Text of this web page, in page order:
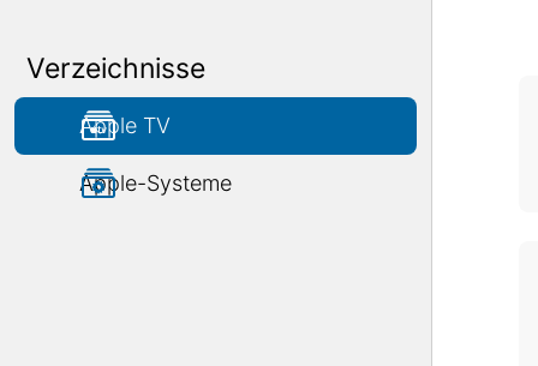
Verzeichnisse
Apple TV
Apple-Systeme